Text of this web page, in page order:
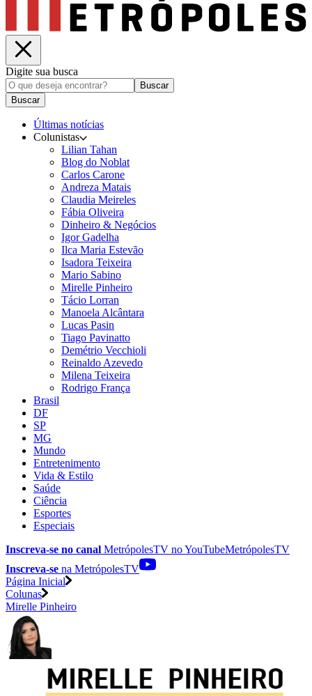
Digite sua busca
Buscar
Buscar
Últimas notícias
Colunistas
Lilian Tahan
Blog do Noblat
Carlos Carone
Andreza Matais
Claudia Meireles
Fábia Oliveira
Dinheiro & Negócios
Igor Gadelha
Ilca Maria Estevão
Isadora Teixeira
Mario Sabino
Mirelle Pinheiro
Tácio Lorran
Manoela Alcântara
Lucas Pasin
Tiago Pavinatto
Demétrio Vecchioli
Reinaldo Azevedo
Milena Teixeira
Rodrigo França
Brasil
DF
SP
MG
Mundo
Entretenimento
Vida & Estilo
Saúde
Ciência
Esportes
Especiais
Inscreva-se no canal MetrópolesTV noYouTubeMetrópolesTV
Inscreva-se na MetrópolesTV
Página Inicial
Colunas
Mirelle Pinheiro